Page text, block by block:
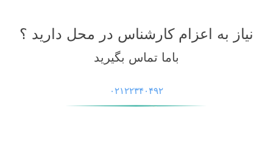
نیاز به اعزام کارشناس در محل دارید ؟
باما تماس بگیرید
۰۲۱۲۲۳۴۰۴۹۲